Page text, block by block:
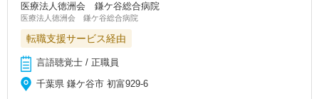
医療法人徳洲会 鎌ケ谷総合病院
医療法人徳洲会 鎌ケ谷総合病院
転職支援サービス経由
言語聴覚士 / 正職員
千葉県 鎌ケ谷市 初富929-6